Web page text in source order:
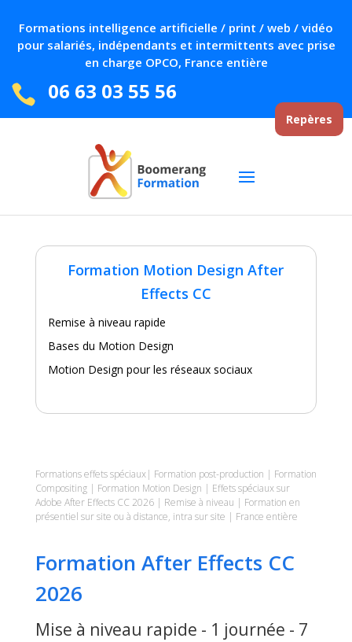
Formations intelligence artificielle / print / web / vidéo
pour salariés, indépendants et intermittents avec prise
en charge OPCO, France entière
 06 63 03 55 56
Repères
Formation Motion Design After
Effects CC
Remise à niveau rapide
Bases du Motion Design
Motion Design pour les réseaux sociaux
Formations effets spéciaux| Formation post-production | Formation
Compositing | Formation Motion Design | Effets spéciaux sur
Adobe After Effects CC 2026 | Remise à niveau | Formation en
présentiel sur site ou à distance, intra sur site | France entière
Formation After Effects CC
2026
Mise à niveau rapide - 1 journée - 7